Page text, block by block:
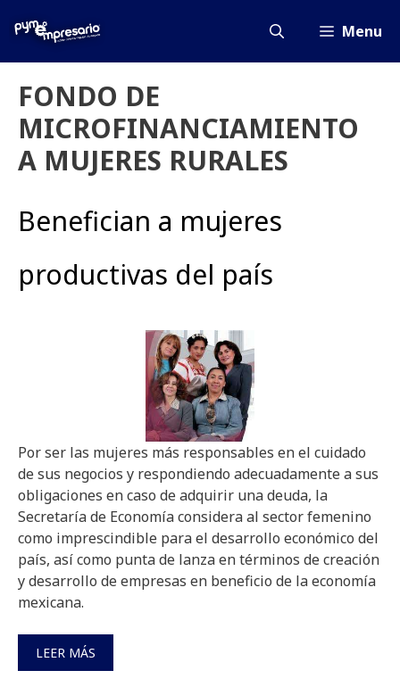
Menu
FONDO DE
MICROFINANCIAMIENTO
A MUJERES RURALES
Benefician a mujeres
productivas del país
Por ser las mujeres más responsables en el cuidado
de sus negocios y respondiendo adecuadamente a sus
obligaciones en caso de adquirir una deuda, la
Secretaría de Economía considera al sector femenino
como imprescindible para el desarrollo económico del
país, así como punta de lanza en términos de creación
y desarrollo de empresas en beneficio de la economía
mexicana.
LEER MÁS